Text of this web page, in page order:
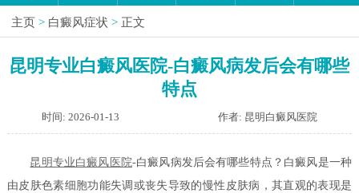
主页 > 白癜风症状 > 正文
昆明专业白癜风医院-白癜风病发后会有哪些
特点
时间: 2026-01-13 作者: 昆明白癜风医院
昆明专业白癜风医院-白癜风病发后会有哪些特点？白癜风是一种
由皮肤色素细胞功能失调或丧失导致的慢性皮肤病，其直观的表现是